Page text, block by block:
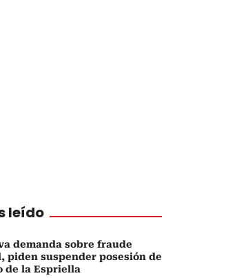
leído
demanda sobre fraude
piden suspender posesión de
de la Espriella